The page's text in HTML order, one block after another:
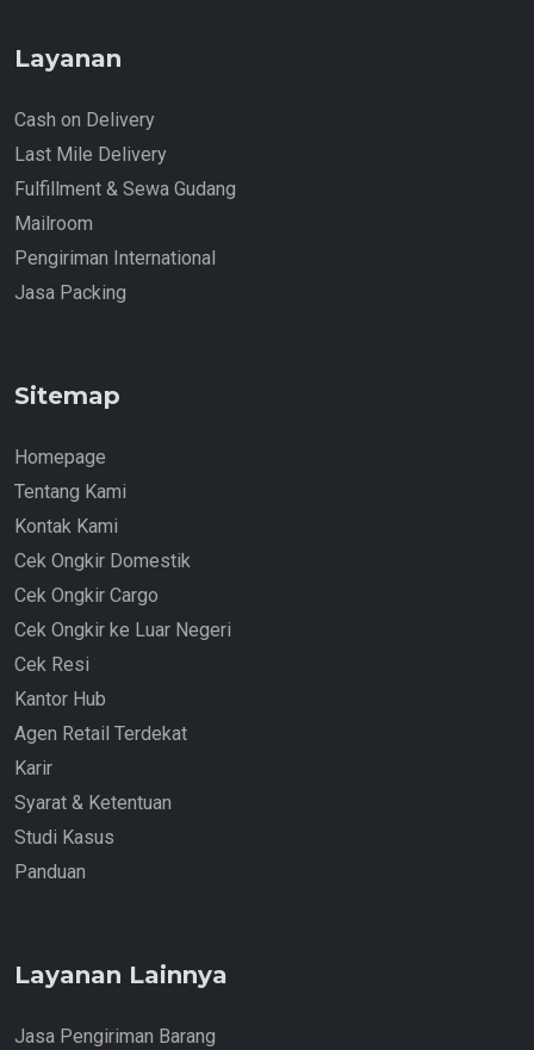
Layanan
Cash on Delivery
Last Mile Delivery
Fulfillment & Sewa Gudang
Mailroom
Pengiriman International
Jasa Packing
Sitemap
Homepage
Tentang Kami
Kontak Kami
Cek Ongkir Domestik
Cek Ongkir Cargo
Cek Ongkir ke Luar Negeri
Cek Resi
Kantor Hub
Agen Retail Terdekat
Karir
Syarat & Ketentuan
Studi Kasus
Panduan
Layanan Lainnya
Jasa Pengiriman Barang